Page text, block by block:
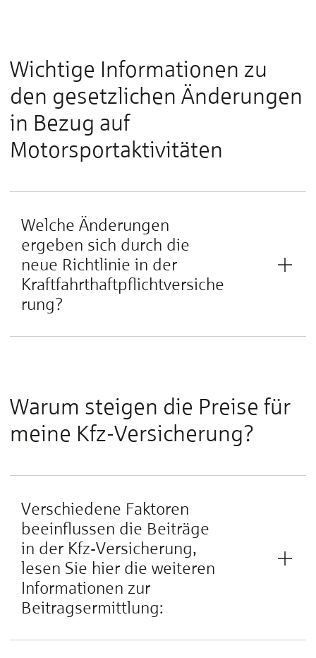
Wichtige Informationen zu
den gesetzlichen Änderungen
in Bezug auf
Motorsportaktivitäten
Welche Änderungen
ergeben sich durch die
neue Richtlinie in der
Kraftfahrthaftpflichtversiche
rung?
Warum steigen die Preise für
meine Kfz-Versicherung?
Verschiedene Faktoren
beeinflussen die Beiträge
in der Kfz-Versicherung,
lesen Sie hier die weiteren
Informationen zur
Beitragsermittlung: